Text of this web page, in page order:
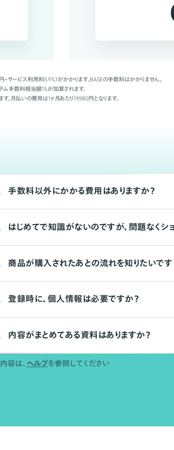
ービス利用料5.9%）がかかります。BASEの手数料はかかりません。
手数料相当額1%が加算されます。
。月払いの費用は1ヶ月あたり19,980円となります。
手数料以外にかかる費用はありますか？
はじめてで知識がないのですが、問題なくシ
商品が購入されたあとの流れを知りたいです
登録時に、個人情報は必要ですか？
内容がまとめてある資料はありますか？
容は、 ヘルプを参照してください